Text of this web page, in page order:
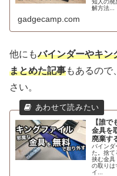
知人の廃
解方法...
gadgecamp.com
他にもバインダーやキン
まとめた記事もあるので
さい。
【誰
金具を
廃棄す
バインダ
た。捨て
挟む金具
の取りは
イ...